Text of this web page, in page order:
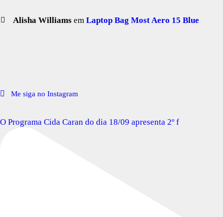
Alisha Williams emLaptop Bag Most Aero 15 Blue
Me siga no Instagram
O Programa Cida Caran do dia 18/09 apresenta 2º f